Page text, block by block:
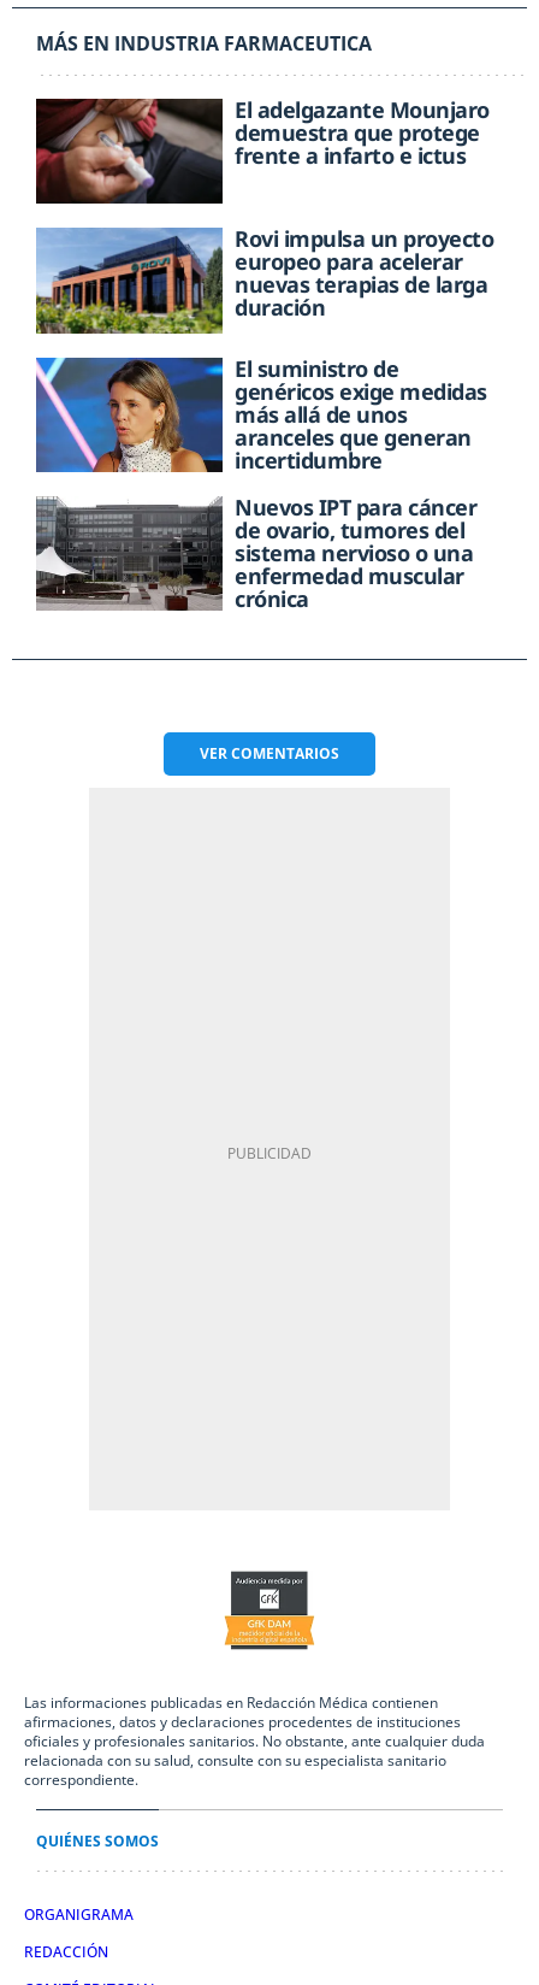
MÁS EN INDUSTRIA FARMACEUTICA
El adelgazante Mounjaro
demuestra que protege
frente a infarto e ictus
Rovi impulsa un proyecto
europeo para acelerar
nuevas terapias de larga
duración
El suministro de
genéricos exige medidas
más allá de unos
aranceles que generan
incertidumbre
Nuevos IPT para cáncer
de ovario, tumores del
sistema nervioso o una
enfermedad muscular
crónica
VERCOMENTARIOS
Las informaciones publicadas en Redacción Médica contienen
afirmaciones, datos y declaraciones procedentes de instituciones
oficiales y profesionales sanitarios. No obstante, ante cualquier duda
relacionada con su salud, consulte con su especialista sanitario
correspondiente.
QUIÉNES SOMOS
ORGANIGRAMA
REDACCIÓN